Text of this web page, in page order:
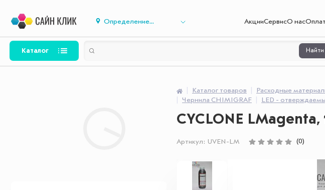
Определение... АкцииСервисО нас
Каталог Найти
Каталог товаров Расходные
Чернила CHIMIGRAF
LED -
CYCLONE LMagenta,
Артикул: UVEN-LM (0)